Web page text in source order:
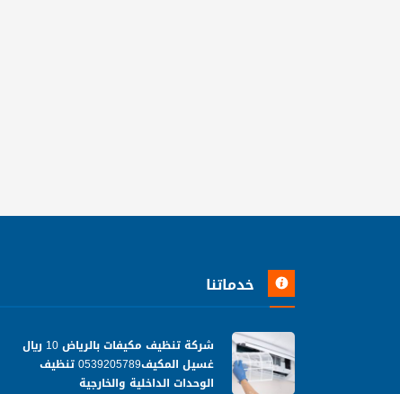
خدماتنا
شركة تنظيف مكيفات بالرياض 10 ريال
غسيل المكيف0539205789 تنظيف
الوحدات الداخلية والخارجية